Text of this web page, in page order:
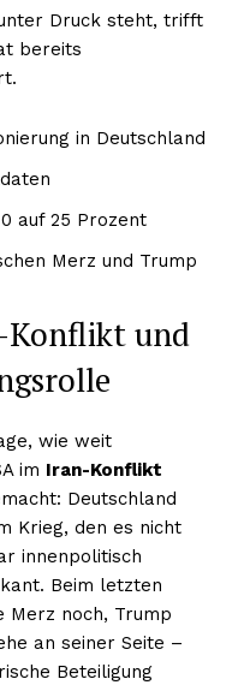
Druck steht, trifft
bereits
in Deutschland
auf 25 Prozent
Merz und Trump
Konflikt und
wie weit
im Iran-Konflikt
Deutschland
Krieg, den es nicht
innenpolitisch
Beim letzten
Merz noch, Trump
an seiner Seite –
Beteiligung